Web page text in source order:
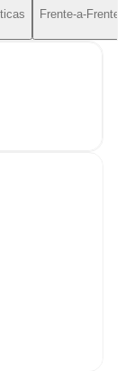
Frente-a-Frente